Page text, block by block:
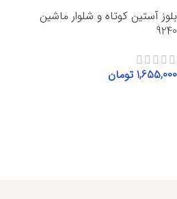
بلوز آستین کوتاه و شلوار ماشین
9240
1,655,000 تومان